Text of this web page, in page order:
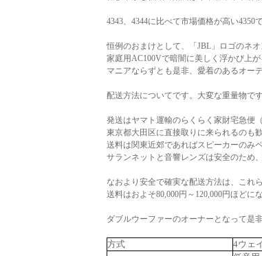
4343、4344に比べて市場価格が高い4350
恒例のおまけとして、「JBL」ロゴのネ
家庭用AC100Vで暗闇に美しく浮かび上が
マニアならずとも是非、愛着のあるオー
配送方法についてです。大変な重量物です
発送はヤマト運輸のらくらく家財宅急便
東京都大田区に直接取りに来られるのも
送料は関東近郊であればスピーカーのみ
サランネットと音響レンズは安全のため
なおより安全で確実な配送方法は、これ
送料はおよそ80,000円～120,000円ほどに
ダブルウーファーのオーナーとなって是
方式
4ウェ